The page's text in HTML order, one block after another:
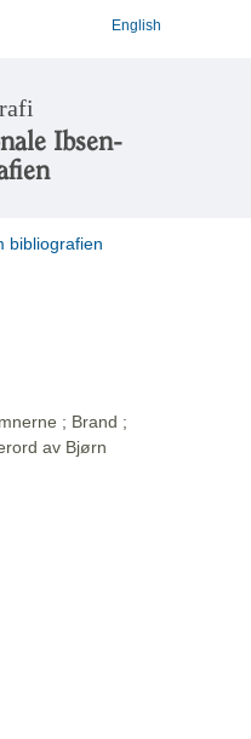
English
Ibsen-
bibliografien
; Brand ;
av Bjørn